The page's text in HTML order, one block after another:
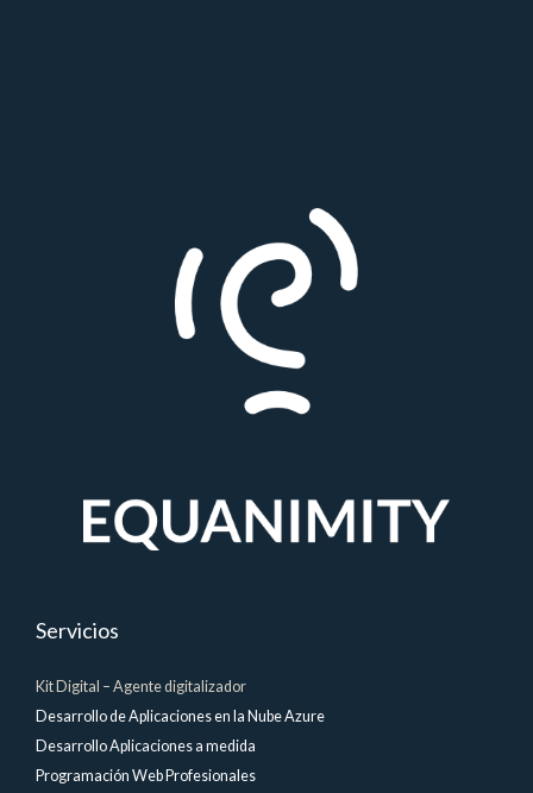
Servicios
Kit Digital – Agente digitalizador
Desarrollo de Aplicaciones en la Nube Azure
Desarrollo Aplicaciones a medida
Programación Web Profesionales